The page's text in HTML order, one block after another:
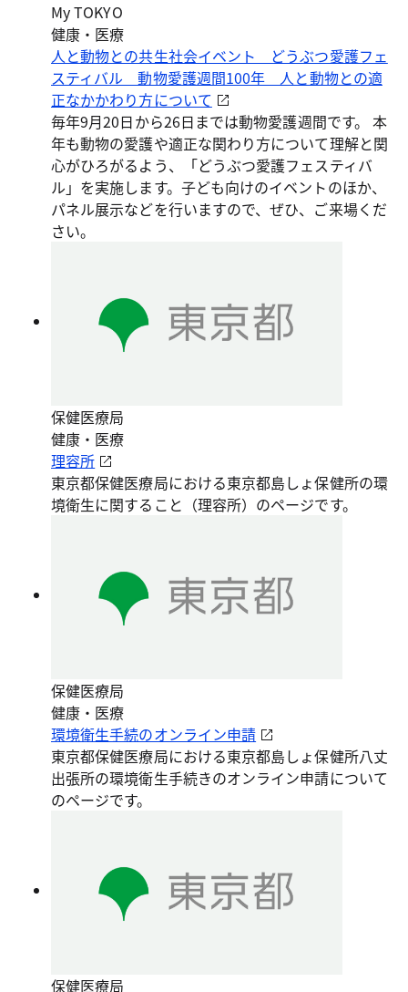
My TOKYO
健康・医療
人と動物との共生社会イベント どうぶつ愛護フェ
スティバル 動物愛護週間100年 人と動物との適
正なかかわり方について
毎年9月20日から26日までは動物愛護週間です。 本
年も動物の愛護や適正な関わり方について理解と関
心がひろがるよう、「どうぶつ愛護フェスティバ
ル」を実施します。子ども向けのイベントのほか、
パネル展示などを行いますので、ぜひ、ご来場くだ
さい。
保健医療局
健康・医療
理容所
東京都保健医療局における東京都島しょ保健所の環
境衛生に関すること（理容所）のページです。
保健医療局
健康・医療
環境衛生手続のオンライン申請
東京都保健医療局における東京都島しょ保健所八丈
出張所の環境衛生手続きのオンライン申請について
のページです。
保健医療局